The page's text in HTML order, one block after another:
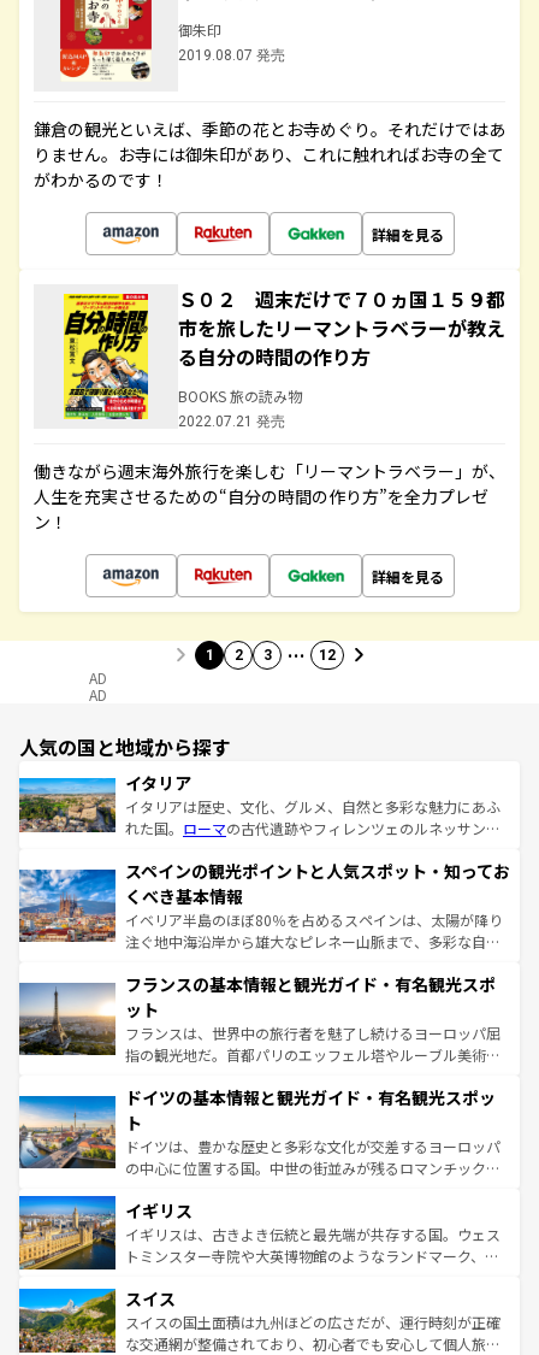
御朱印
2019.08.07 発売
鎌倉の観光といえば、季節の花とお寺めぐり。それだけではあ
りません。お寺には御朱印があり、これに触れればお寺の全て
がわかるのです！
詳細を見る
Ｓ０２ 週末だけで７０ヵ国１５９都
市を旅したリーマントラベラーが教え
る自分の時間の作り方
BOOKS 旅の読み物
2022.07.21 発売
働きながら週末海外旅行を楽しむ「リーマントラベラー」が、
人生を充実させるための“自分の時間の作り方”を全力プレゼ
ン！
詳細を見る
1 2 3 … 12
AD
AD
人気の国と地域から探す
イタリア
イタリアは歴史、文化、グルメ、自然と多彩な魅力にあふ
れた国。 ローマの古代遺跡やフィレンツェのルネッサンス
ろん、トスカーナの美しい田園風景やアマルフィ海岸の絶
景など、自然景観も見逃せない。観光の合間には、本場の
ピザやパスタなど、絶品のイタリア料理を堪能することも
できる。朝目覚めてから夜眠るまで、すべての瞬間を楽し
なお、新着のイタリア情報はコンテンツ一覧を参照してほ
しい。
スペインの観光ポイントと人気スポット・知ってお
くべき基本情報
イベリア半島のほぼ80％を占めるスペインは、太陽が降り
注ぐ地中海沿岸から雄大なピレネー山脈まで、多彩な自然
文化が根付くこの国では、情熱的なフラメンコ、熱気あふ
れる闘牛、そして美味しいタパスが生活の一部となってい
る。首都マドリードの洗練された雰囲気や、バルセロナの
アートに溢れた街角から、地方では古代ローマ遺跡や中世
せる。地方によって風土や気候が異なるスペインはその個
ンテンツ一覧 を参照してほしい。
フランスの基本情報と観光ガイド・有名観光スポ
ット
フランスは、世界中の旅行者を魅了し続けるヨーロッパ屈
指の観光地だ。首都パリのエッフェル塔やルーブル美術館
で、幅広い魅力が詰まっている。華麗な宮殿、歴史的な大
聖堂、美しいビーチ、そして豊かな自然が、訪れる者を心
から魅了する。また、フランスは美食の国としても知ら
れ、フランス料理はユネスコ無形文化遺産にも登録されて
香り高いラベンダー畑など、多彩な楽しみ方が可能だ。さ
らに、パリ以外の地域にも魅力が溢れており、どの街角に
も豊かな歴史と文化が息づいている。パリ以外の個性あふ
を参照してほしい。
ドイツの基本情報と観光ガイド・有名観光スポッ
ト
ドイツは、豊かな歴史と多彩な文化が交差するヨーロッパ
の中心に位置する国。中世の街並みが残るロマンチック街
顔を持つこの国は、どこを歩いても飽きることがない。ベ
ルリンの文化的活気、バイエルン州のアルプスの絶景、そ
してライン川沿いのワイン畑といった風景は必見。ビール
は、お酒好きな人にはぜひ体験してほしい。 なお、新着の
ドイツ情報はコンテンツ一覧を参照してほしい。
イギリス
イギリスは、古きよき伝統と最先端が共存する国。ウェス
トミンスター寺院や大英博物館のようなランドマーク、歴
リアごとに異なる魅力がある。また、優雅なアフタヌーン
ティー、ビール好きにはたまらない英国パブ、サッカー観
戦など、本場だからこそできる体験も豊富。イギリスを旅
スイス
スイスの国土面積は九州ほどの広さだが、運行時刻が正確
な交通網が整備されており、初心者でも安心して個人旅行